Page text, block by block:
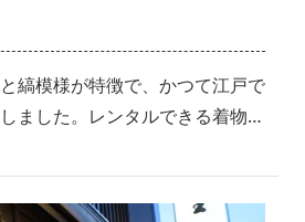
縞模様が特徴で、かつて江戸で
ました。レンタルできる着物は
んと3分で着付け可能！女性だ
レンタルもあります。 ※きも